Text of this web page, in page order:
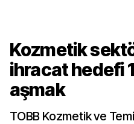
Kozmetik
ihracat hedefi
aşmak
TOBB Kozmetik ve